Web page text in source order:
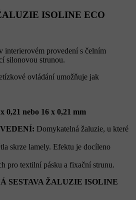
ISOLINE ECO
interierovém provedení s čelním
silonovou strunou.
ovládání umožňuje jak
nebo 16 x 0,21 mm
Domykatelná žaluzie, u které
skrze lamely. Efektu je docíleno
pro textilní pásku a fixační strunu.
SESTAVA ŽALUZIE ISOLINE